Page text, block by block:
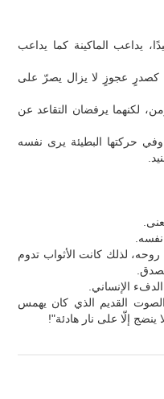
يداعب الماكينة كما يداعب
كصدرٍ عجوزٍ لا يزال يصرّ على
لكنهما يرفضان التقاعد عن
حركتها البطيئة يرى نفسه
لذلك كانت الأثواب تدوم
الإنساني.
الصوت القديم الذي كان يهمس
إلّا على نار هادئة"!